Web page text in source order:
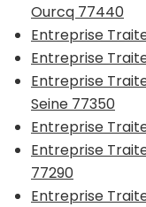
Ourcq 77440
Entreprise
Entreprise
Entreprise
Seine 77350
Entreprise
Entreprise
77290
Entreprise